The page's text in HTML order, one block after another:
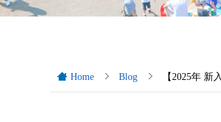
Home Blog 【2025年 新